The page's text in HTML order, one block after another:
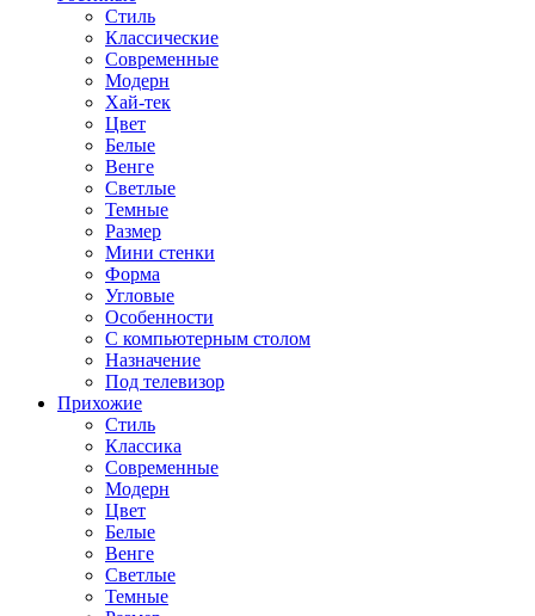
Стиль
Классические
Современные
Модерн
Хай-тек
Цвет
Белые
Венге
Светлые
Темные
Размер
Мини стенки
Форма
Угловые
Особенности
С компьютерным столом
Назначение
Под телевизор
Прихожие
Стиль
Классика
Современные
Модерн
Цвет
Белые
Венге
Светлые
Темные